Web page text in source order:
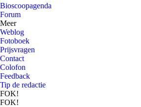
Bioscoopagenda
Forum
Meer
Weblog
Fotoboek
Prijsvragen
Contact
Colofon
Feedback
Tip de redactie
FOK!
FOK!